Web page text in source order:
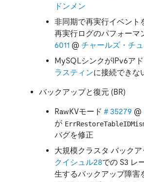
ドンメン
非同期で再実行イベント
再実行ログのパフォーマ
6011 @ チャールズ・チ
MySQLシンクがIPv6ア
ラスティンに接続できな
バックアップと復元 (BR)
RawKVモード ＃35279 @
が
バグを修正
大規模クラスタ バックア
クイシュル28での S3 レ
生するバックアップ障害